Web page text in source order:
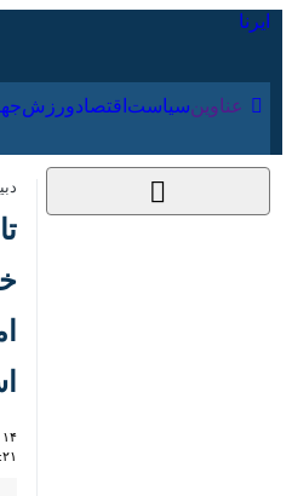
عناوین‌ سیاست اقتصاد
۱۲:۲۱